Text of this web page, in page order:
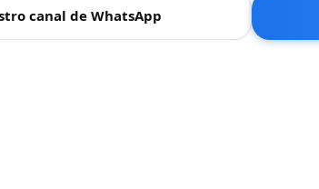
canal de WhatsApp